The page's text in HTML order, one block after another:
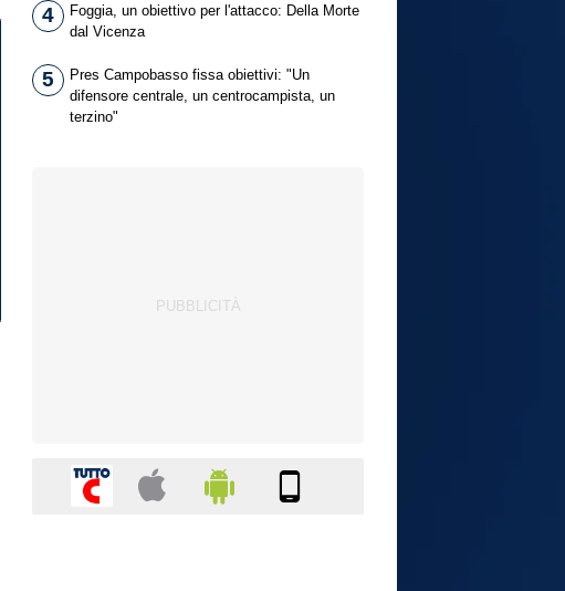
4
Foggia, un obiettivo per l'attacco: Della Morte
dal Vicenza
5
Pres Campobasso fissa obiettivi: "Un
difensore centrale, un centrocampista, un
terzino"